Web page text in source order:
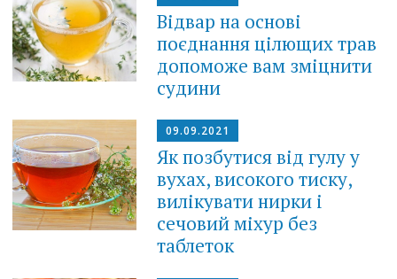
Відвар на основі
поєднання цілющих трав
допоможе вам зміцнити
судини
09.09.2021
Як позбутися від гулу у
вухах, високого тиску,
вилікувати нирки і
сечовий міхур без
таблеток